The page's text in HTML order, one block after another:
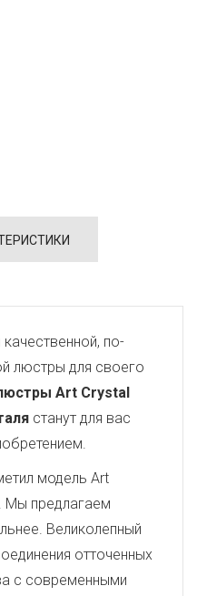
по-
люстры для своего
Art Crystal
станут для вас
модель Art
. Мы предлагаем
Великолепный
отточенных
с современными